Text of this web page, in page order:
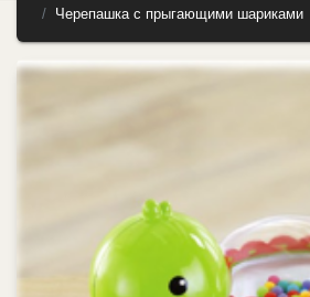
Черепашка с прыгающими шариками